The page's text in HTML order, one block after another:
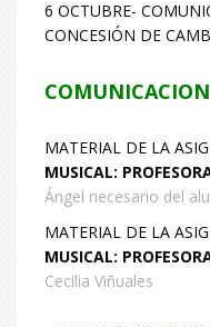
6 OCTUBRE-
CONCESIÓN DE
MATERIAL DE LA
MUSICAL:
Ángel necesario del
MATERIAL DE LA
MUSICAL:
Cecilia Viñuales